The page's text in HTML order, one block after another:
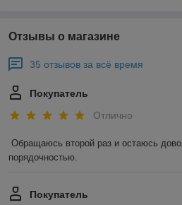
Отзывы о магазине
35 отзывов за всё время
Покупатель
Отлично
Обращаюсь второй раз и остаюсь
порядочностью.
Покупатель